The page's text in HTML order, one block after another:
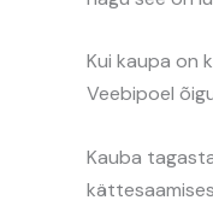
Kui kaupa on
Veebipoel
Kauba